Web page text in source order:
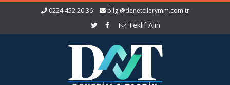
0224 452 20 36 bilgi@denetcilerymm.com.tr
Teklif Alın